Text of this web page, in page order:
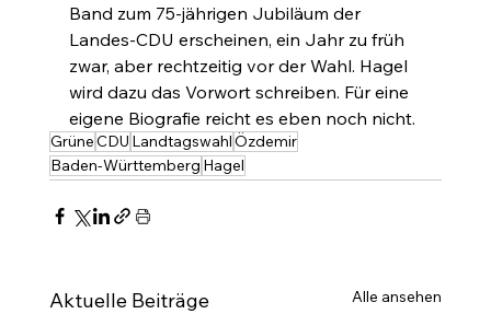
Band zum 75-jährigen Jubiläum der
Landes-CDU erscheinen, ein Jahr zu früh
zwar, aber rechtzeitig vor der Wahl. Hagel
wird dazu das Vorwort schreiben. Für eine
eigene Biografie reicht es eben noch nicht.
GrüneCDU LandtagswahlÖzdemir
Baden-Württemberg Hagel
Aktuelle Beiträge Alle ansehen